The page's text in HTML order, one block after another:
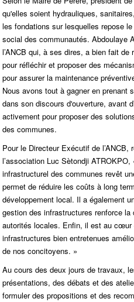
qu'elles soient hydrauliques,
les fondations sur lesquelles repose
social des communautés. Abdoulaye
l’ANCB qui, à ses dires, a bien fait
pour réfléchir et proposer des
pour assurer la maintenance
Nous avons tout à gagner en prenant
dans son discours d'ouverture, avant
activement pour proposer des
des communes.
Pour le Directeur Exécutif de l’ANCB,
l’association Luc Sètondji ATROKPO,
infrastructurel des communes revêt
permet de réduire les coûts à long
développement local. Il a également
gestion des infrastructures renforce
autorités locales. Enfin, il est au
infrastructures bien entretenues
de nos concitoyens. »
Au cours des deux jours de travaux,
présentations, des débats et des
formuler des propositions et des